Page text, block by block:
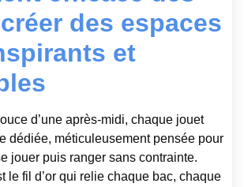
des espaces
et
d’une après-midi, chaque jouet
dédiée, méticuleusement pensée pour
jouer puis ranger sans contrainte.
le fil d’or qui relie chaque bac, chaque